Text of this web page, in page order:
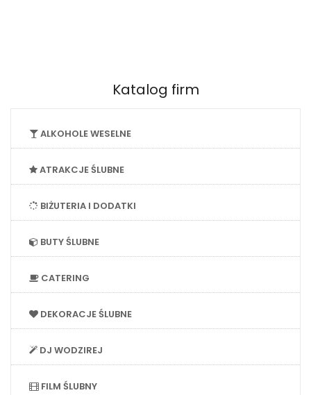
Katalog firm
ALKOHOLE WESELNE
ATRAKCJE ŚLUBNE
BIŻUTERIA I DODATKI
BUTY ŚLUBNE
CATERING
DEKORACJE ŚLUBNE
DJ WODZIREJ
FILM ŚLUBNY